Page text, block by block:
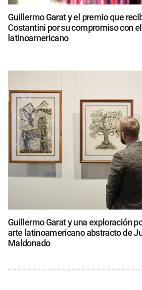
Guillermo Garat y el premio que
Costantini por su compromiso con
latinoamericano
Guillermo Garat y una exploración
arte latinoamericano abstracto de
Maldonado